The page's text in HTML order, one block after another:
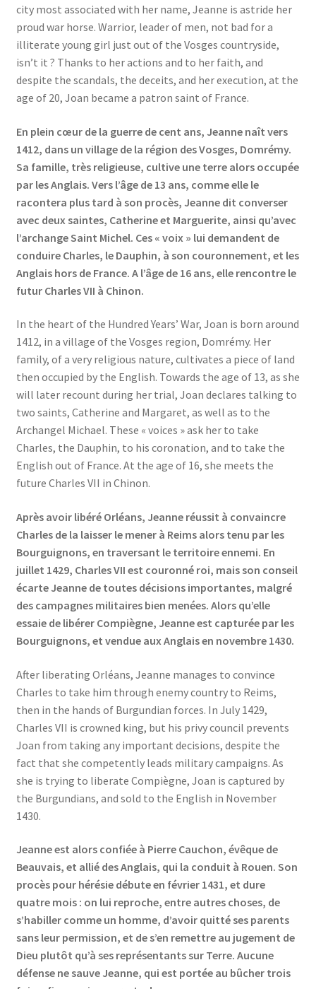
Categories
Events
Locations
My Bookings
Private
city most associated with her name, Jeanne is astride her
proud war horse. Warrior, leader of men, not bad for a
illiterate young girl just out of the Vosges countryside,
isn’t it ? Thanks to her actions and to her faith, and
despite the scandals, the deceits, and her execution, at the
age of 20, Joan became a patron saint of France.
En plein cœur de la guerre de cent ans, Jeanne naît vers
1412, dans un village de la région des Vosges, Domrémy.
Sa famille, très religieuse, cultive une terre alors occupée
par les Anglais. Vers l’âge de 13 ans, comme elle le
racontera plus tard à son procès, Jeanne dit converser
avec deux saintes, Catherine et Marguerite, ainsi qu’avec
l’archange Saint Michel. Ces « voix » lui demandent de
conduire Charles, le Dauphin, à son couronnement, et les
Anglais hors de France. A l’âge de 16 ans, elle rencontre le
futur Charles VII à Chinon.
In the heart of the Hundred Years’ War, Joan is born around
1412, in a village of the Vosges region, Domrémy. Her
family, of a very religious nature, cultivates a piece of land
then occupied by the English. Towards the age of 13, as she
will later recount during her trial, Joan declares talking to
two saints, Catherine and Margaret, as well as to the
Archangel Michael. These « voices » ask her to take
Charles, the Dauphin, to his coronation, and to take the
English out of France. At the age of 16, she meets the
future Charles VII in Chinon.
Après avoir libéré Orléans, Jeanne réussit à convaincre
Charles de la laisser le mener à Reims alors tenu par les
Bourguignons, en traversant le territoire ennemi. En
juillet 1429, Charles VII est couronné roi, mais son conseil
écarte Jeanne de toutes décisions importantes, malgré
des campagnes militaires bien menées. Alors qu’elle
essaie de libérer Compiègne, Jeanne est capturée par les
Bourguignons, et vendue aux Anglais en novembre 1430.
After liberating Orléans, Jeanne manages to convince
Charles to take him through enemy country to Reims,
then in the hands of Burgundian forces. In July 1429,
Charles VII is crowned king, but his privy council prevents
Joan from taking any important decisions, despite the
fact that she competently leads military campaigns. As
she is trying to liberate Compiègne, Joan is captured by
the Burgundians, and sold to the English in November
1430.
Jeanne est alors confiée à Pierre Cauchon, évêque de
Beauvais, et allié des Anglais, qui la conduit à Rouen. Son
procès pour hérésie débute en février 1431, et dure
quatre mois : on lui reproche, entre autres choses, de
s’habiller comme un homme, d’avoir quitté ses parents
sans leur permission, et de s’en remettre au jugement de
Dieu plutôt qu’à ses représentants sur Terre. Aucune
défense ne sauve Jeanne, qui est portée au bûcher trois